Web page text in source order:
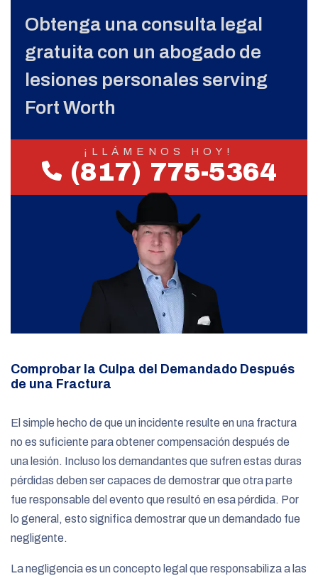
Obtenga una consulta legal
gratuita con un abogado de
lesiones personales serving
Fort Worth
¡LLÁMENOS HOY!
(817) 775-5364
Comprobar la Culpa del Demandado Después
de una Fractura
El simple hecho de que un incidente resulte en una fractura
no es suficiente para obtener compensación después de
una lesión. Incluso los demandantes que sufren estas duras
pérdidas deben ser capaces de demostrar que otra parte
fue responsable del evento que resultó en esa pérdida. Por
lo general, esto significa demostrar que un demandado fue
negligente.
La negligencia es un concepto legal que responsabiliza a las